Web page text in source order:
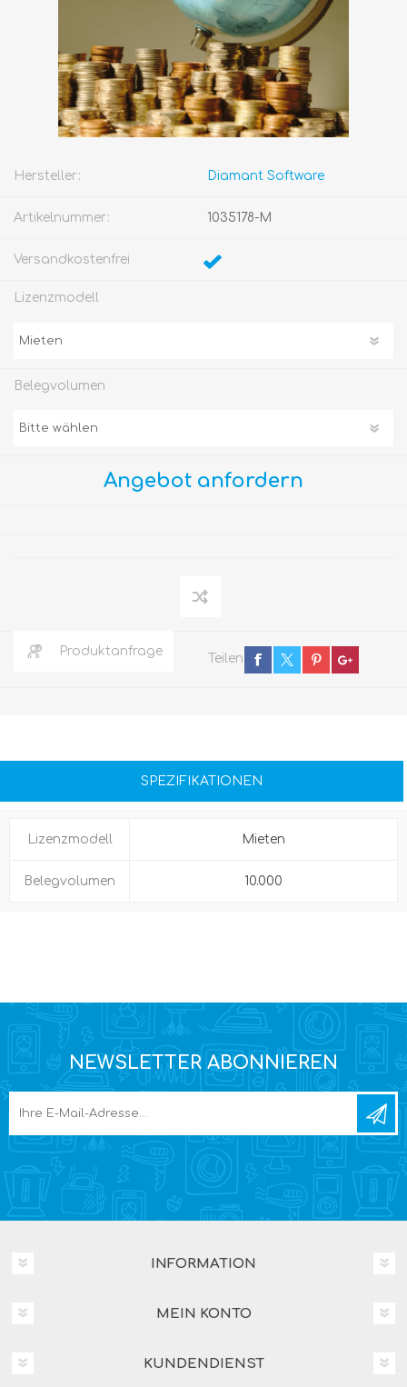
Hersteller: Diamant Software
Artikelnummer: 1035178-M
Versandkostenfrei
Lizenzmodell
Belegvolumen
Angebot anfordern
Produktanfrage
Teilen
SPEZIFIKATIONEN
Lizenzmodell Mieten
Belegvolumen 10.000
NEWSLETTER ABONNIEREN
INFORMATION
MEIN KONTO
KUNDENDIENST